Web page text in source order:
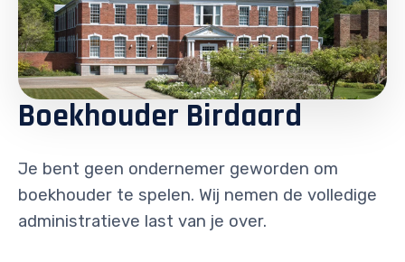
Boekhouder Birdaard
Je bent geen ondernemer geworden om
boekhouder te spelen. Wij nemen de volledige
administratieve last van je over.